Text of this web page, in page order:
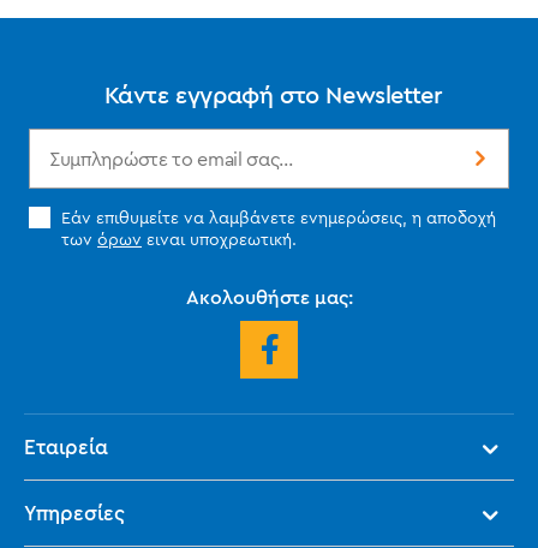
Κάντε εγγραφή στο Newsletter
Εάν επιθυμείτε να λαμβάνετε ενημερώσεις, η αποδοχή
των όρων ειναι υποχρεωτική.
Ακολουθήστε μας:
Εταιρεία
Υπηρεσίες